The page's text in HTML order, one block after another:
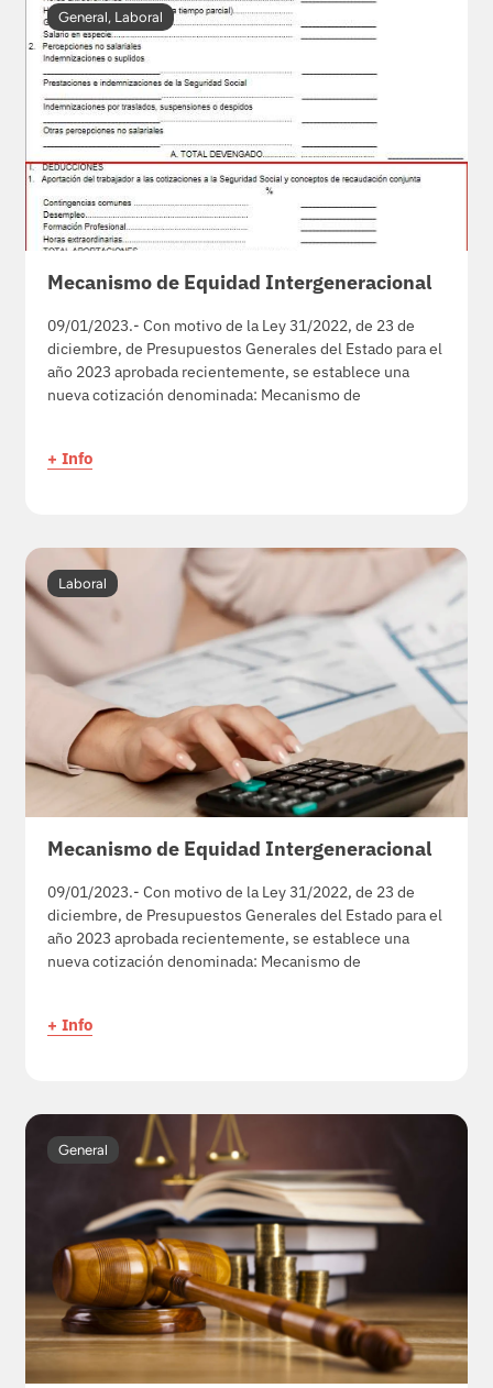
General, Laboral
Mecanismo de Equidad Intergeneracional
09/01/2023.- Con motivo de la Ley 31/2022, de 23 de
diciembre, de Presupuestos Generales del Estado para el
año 2023 aprobada recientemente, se establece una
nueva cotización denominada: Mecanismo de
+ Info
Laboral
Mecanismo de Equidad Intergeneracional
09/01/2023.- Con motivo de la Ley 31/2022, de 23 de
diciembre, de Presupuestos Generales del Estado para el
año 2023 aprobada recientemente, se establece una
nueva cotización denominada: Mecanismo de
+ Info
General